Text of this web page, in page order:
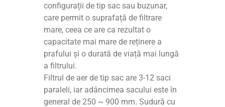
configurații de tip sac sau buzunar,
care permit o suprafață de filtrare
mare, ceea ce are ca rezultat o
capacitate mai mare de reținere a
prafului și o durată de viață mai lungă
a filtrului.
Filtrul de aer de tip sac are 3-12 saci
paraleli, iar adâncimea sacului este în
general de 250 ~ 900 mm. Sudură cu